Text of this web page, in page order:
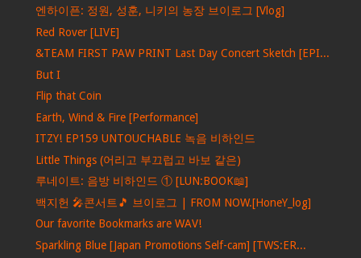
엔하이픈: 정원, 성훈, 니키의 농장 브이로그 [Vlog]
Red Rover [LIVE]
&TEAM FIRST PAW PRINT Last Day Concert Sketch [EPI...
But I
Flip that Coin
Earth, Wind & Fire [Performance]
ITZY! EP159 UNTOUCHABLE 녹음 비하인드
Little Things (어리고 부끄럽고 바보 같은)
루네이트: 음방 비하인드 ① [LUN:BOOK📖]
백지헌 🎤콘서트🎵 브이로그 | FROM NOW.[HoneY_log]
Our favorite Bookmarks are WAV!
Sparkling Blue [Japan Promotions Self-cam] [TWS:ER...